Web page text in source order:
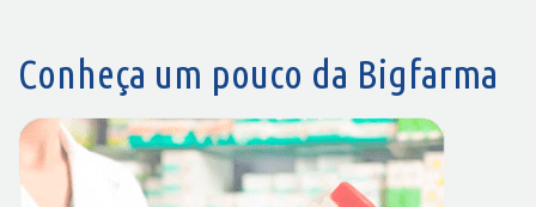
Conheça um pouco da Bigfarma